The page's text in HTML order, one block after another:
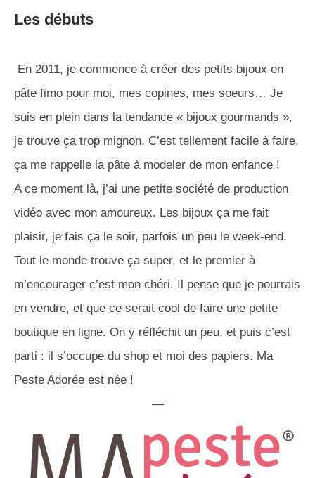
Les débuts
En 2011, je commence à créer des petits bijoux en
pâte fimo pour moi, mes copines, mes soeurs… Je
suis en plein dans la tendance « bijoux gourmands »,
je trouve ça trop mignon. C’est tellement facile à faire,
ça me rappelle la pâte à modeler de mon enfance !
A ce moment là, j’ai une petite société de production
vidéo avec mon amoureux. Les bijoux ça me fait
plaisir, je fais ça le soir, parfois un peu le week-end.
Tout le monde trouve ça super, et le premier à
m’encourager c’est mon chéri. Il pense que je pourrais
en vendre, et que ce serait cool de faire une petite
boutique en ligne. On y réfléchit un peu, et puis c’est
parti : il s’occupe du shop et moi des papiers. Ma
Peste Adorée est née !
—